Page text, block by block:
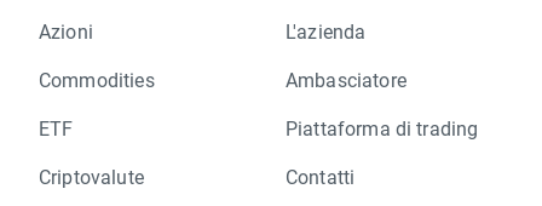
Azioni
Commodities
ETF
Criptovalute
L'azienda
Ambasciatore
Piattaforma di trading
Contatti